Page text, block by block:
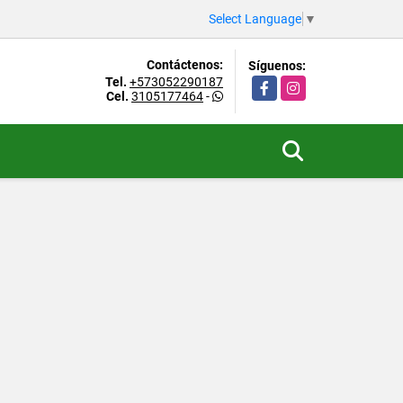
Select Language ▼
Contáctenos:
Tel. +573052290187
Cel. 3105177464-
Síguenos:
FacebookInstagram